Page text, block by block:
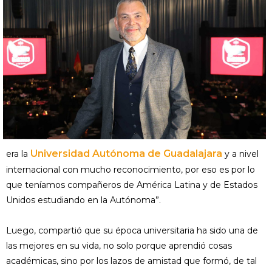
era la Universidad Autónoma de Guadalajara y a nivel
internacional con mucho reconocimiento, por eso es por lo
que teníamos compañeros de América Latina y de Estados
Unidos estudiando en la Autónoma”.
Luego, compartió que su época universitaria ha sido una de
las mejores en su vida, no solo porque aprendió cosas
académicas, sino por los lazos de amistad que formó, de tal